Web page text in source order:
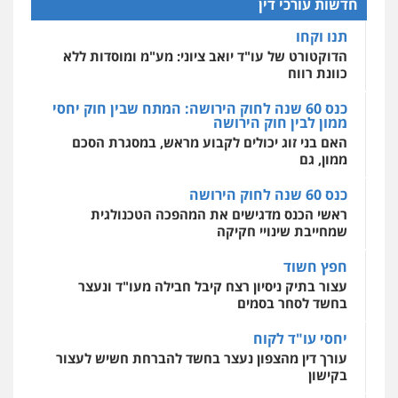
אחסון אתרים
מקצועיים לעורכי דין
מרכז התחלה חדשה
אסירים עבירות מין שירותים מקצועיים
לעורכי דין
חדשות עורכי דין
תנו וקחו
הדוקטורט של עו"ד יואב ציוני: מע"מ ומוסדות ללא
כוונת רווח
כנס 60 שנה לחוק הירושה: המתח שבין חוק יחסי
ממון לבין חוק הירושה
האם בני זוג יכולים לקבוע מראש, במסגרת הסכם
ממון, גם
כנס 60 שנה לחוק הירושה
ראשי הכנס מדגישים את המהפכה הטכנולגית
שמחייבת שינויי חקיקה
חפץ חשוד
עצור בתיק ניסיון רצח קיבל חבילה מעו"ד ונעצר
בחשד לסחר בסמים
יחסי עו"ד לקוח
עורך דין מהצפון נעצר בחשד להברחת חשיש לעצור
בקישון